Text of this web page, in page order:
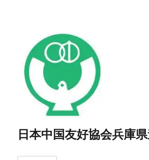
日本中国友好協会兵庫